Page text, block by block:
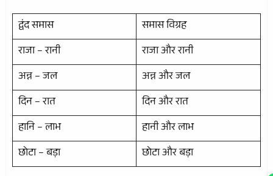
द्वंद समास
समास विग्रह
राजा – रानी
राजा और रानी
अन्न – जल
अन्न और जल
दिन – रात
दिन और रात
हानि – लाभ
हानी और लाभ
छोटा – बड़ा
छोटा और बड़ा